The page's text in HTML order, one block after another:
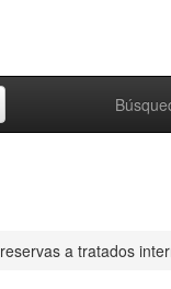
reservas a tratados